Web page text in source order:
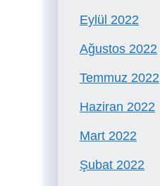
Eylül 2022
Ağustos 2022
Temmuz 2022
Haziran 2022
Mart 2022
Şubat 2022